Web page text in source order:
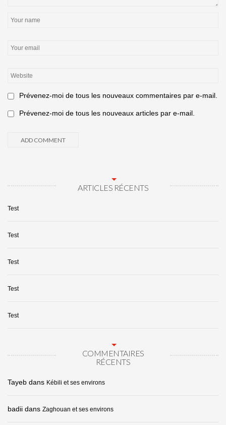
Prévenez-moi de tous les nouveaux commentaires par e-mail.
Prévenez-moi de tous les nouveaux articles par e-mail.
ARTICLES RÉCENTS
Test
Test
Test
Test
Test
COMMENTAIRES
RÉCENTS
Tayeb dans Kébili et ses environs
badii dans Zaghouan et ses environs